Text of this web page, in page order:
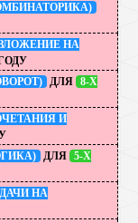
НА
ДЛЯ 8-Х
И
ДЛЯ 5-Х
НА